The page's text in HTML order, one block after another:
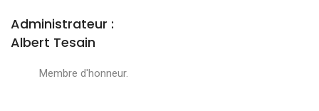
Administrateur :
Albert Tesain
Membre d'honneur.